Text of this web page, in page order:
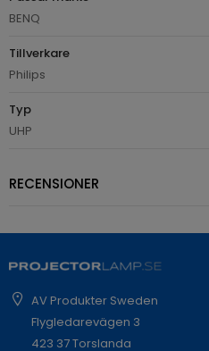
BENQ
Tillverkare
Philips
Typ
UHP
RECENSIONER
AV Produkter Sweden
Flygledarevägen 3
423 37 Torslanda